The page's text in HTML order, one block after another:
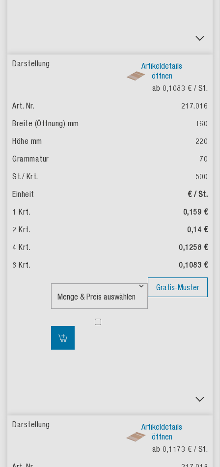
Artikeldetails
öffnen
ab 0,1083 € / St.
217.016
160
220
70
500
€ / St.
0,159 €
0,14 €
0,1258 €
0,1083 €
Gratis-Muster
Artikeldetails
öffnen
ab 0,1173 € / St.